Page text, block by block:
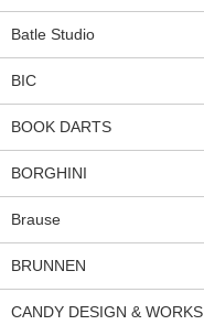
Batle Studio
BIC
BOOK DARTS
BORGHINI
Brause
BRUNNEN
CANDY DESIGN & WORKS